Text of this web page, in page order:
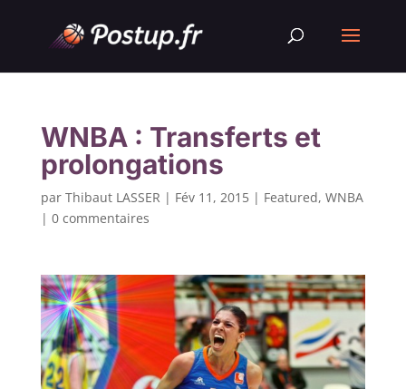
WNBA : Transferts et
prolongations
par Thibaut LASSER | Fév 11, 2015| Featured, WNBA
| 0 commentaires